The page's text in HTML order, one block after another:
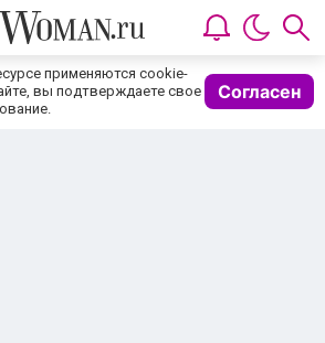
применяются cookie-
вы подтверждаете свое
Согласен